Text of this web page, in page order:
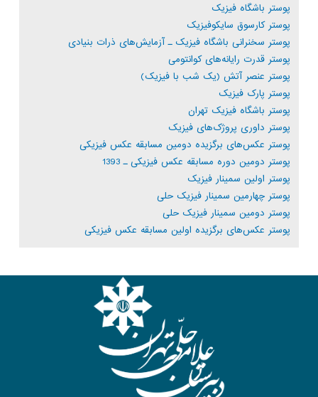
پوستر باشگاه فیزیک
پوستر کارسوق سایکوفیزیک
پوستر سخنرانی باشگاه فیزیک ـ آزمایش‌های ذرات بنیادی
پوستر قدرت رایانه‌های کوانتومی
پوستر عنصر آتش (یک شب با فیزیک)
پوستر پارک فیزیک
پوستر باشگاه فیزیک تهران
پوستر داوری پروژک‌های فیزیک
پوستر عکس‌های برگزیده دومین مسابقه عکس فیزیکی
پوستر دومین دوره مسابقه عکس فیزیکی ـ 1393
پوستر اولین سمینار فیزیک
پوستر چهارمین سمینار فیزیک حلی
پوستر دومین سمینار فیزیک حلی
پوستر عکس‌های برگزیده اولین مسابقه عکس فیزیکی